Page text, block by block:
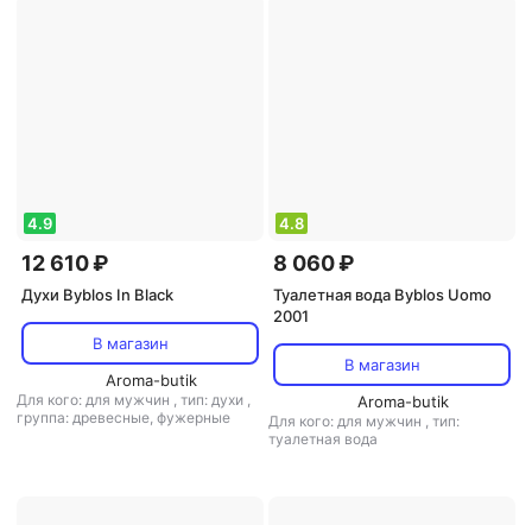
4.9
12 610 ₽
Духи Byblos In Black
В магазин
Aroma-butik
Для кого: для мужчин , тип: духи ,
группа: древесные, фужерные
4.8
8 060 ₽
Туалетная вода Byblos Uomo
2001
В магазин
Aroma-butik
Для кого: для мужчин , тип:
туалетная вода